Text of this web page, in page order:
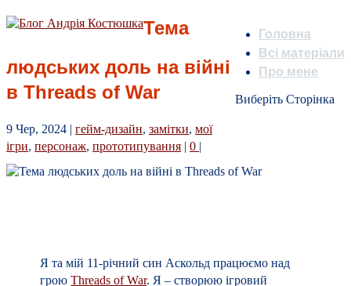
Головна
Всі матеріали
Про мене
Виберіть Сторінка
Тема
людських доль на війні
в Threads of War
9 Чер, 2024 | гейм-дизайн, замітки, мої
ігри, персонаж, прототипування | 0 |
Я та мій 11-річний син Аскольд працюємо над
гроюThreads of War. Я – створюю ігровий